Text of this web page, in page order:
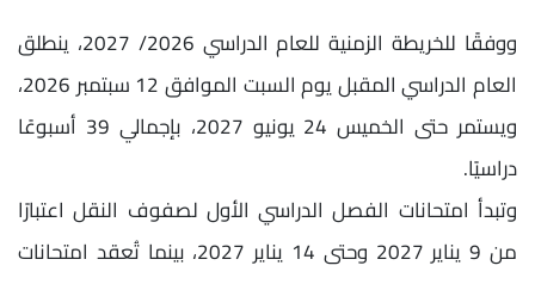
ووفقًا للخريطة الزمنية للعام الدراسي 2026/ 2027، ينطلق
العام الدراسي المقبل يوم السبت الموافق 12 سبتمبر 2026،
ويستمر حتى الخميس 24 يونيو 2027، بإجمالي 39 أسبوعًا
دراسيًا.
وتبدأ امتحانات الفصل الدراسي الأول لصفوف النقل اعتبارًا
من 9 يناير 2027 وحتى 14 يناير 2027، بينما تُعقد امتحانات